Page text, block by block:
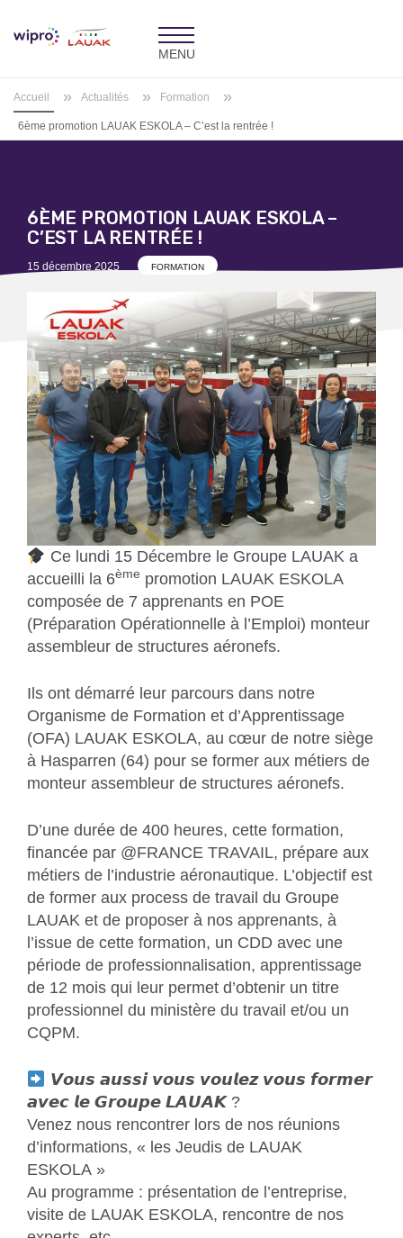
Toggle
navigation
Accueil » Actualités » Formation »
6ème promotion LAUAK ESKOLA – C’est la rentrée !
6ÈME PROMOTION LAUAK ESKOLA –
C’EST LA RENTRÉE !
Posted
15 décembre 2025 FORMATION
Ce lundi 15 Décembre le Groupe LAUAK a
accueilli la 6ème promotion LAUAK ESKOLA
composée de 7 apprenants en POE
(Préparation Opérationnelle à l’Emploi) monteur
assembleur de structures aéronefs.
Ils ont démarré leur parcours dans notre
Organisme de Formation et d’Apprentissage
(OFA) LAUAK ESKOLA, au cœur de notre siège
à Hasparren (64) pour se former aux métiers de
monteur assembleur de structures aéronefs.
D’une durée de 400 heures, cette formation,
financée par @FRANCE TRAVAIL, prépare aux
métiers de l’industrie aéronautique. L’objectif est
de former aux process de travail du Groupe
LAUAK et de proposer à nos apprenants, à
l’issue de cette formation, un CDD avec une
période de professionnalisation, apprentissage
de 12 mois qui leur permet d’obtenir un titre
professionnel du ministère du travail et/ou un
CQPM.
𝙑𝙤𝙪𝙨 𝙖𝙪𝙨𝙨𝙞 𝙫𝙤𝙪𝙨 𝙫𝙤𝙪𝙡𝙚𝙯 𝙫𝙤𝙪𝙨 𝙛𝙤𝙧𝙢𝙚𝙧
𝙖𝙫𝙚𝙘 𝙡𝙚 𝙂𝙧𝙤𝙪𝙥𝙚 𝙇𝘼𝙐𝘼𝙆 ?
Venez nous rencontrer lors de nos réunions
d’informations, « les Jeudis de LAUAK
ESKOLA »
Au programme : présentation de l’entreprise,
visite de LAUAK ESKOLA, rencontre de nos